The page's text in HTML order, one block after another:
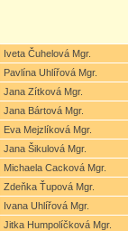
Iveta Čuhelová Mgr.
Pavlína Uhlířová Mgr.
Jana Zítková Mgr.
Jana Bártová Mgr.
Eva Mejzlíková Mgr.
Jana Šikulová Mgr.
Michaela Cacková Mgr.
Zdeňka Ťupová Mgr.
Ivana Uhlířová Mgr.
Jitka Humpolíčková Mgr.